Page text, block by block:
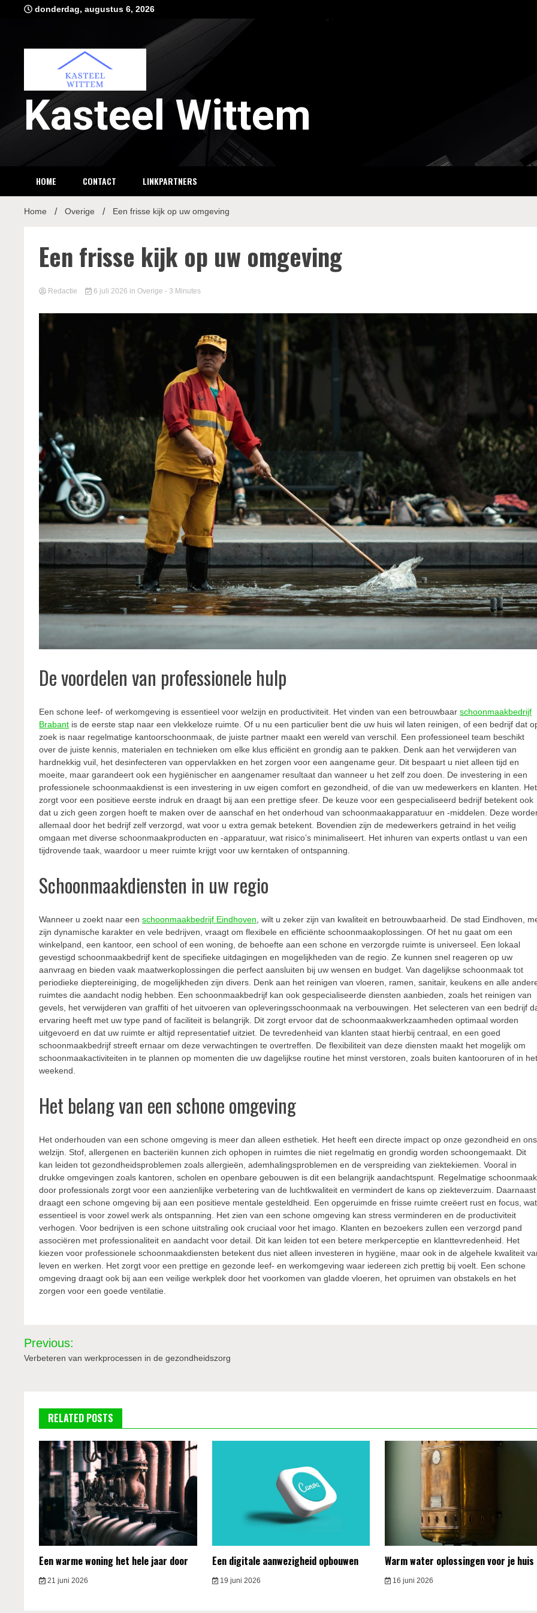
donderdag, augustus 6, 2026
Kasteel Wittem
HOME CONTACT LINKPARTNERS
Home Overige Een frisse kijk op uw omgeving
Een frisse kijk op uw omgeving
Redactie 6 juli 2026 in Overige - 3 Minutes
De voordelen van professionele hulp
Een schone leef- of werkomgeving is essentieel voor welzijn en productiviteit. Het vinden van een betrouwbaarschoonmaakbedrijf
Brabant is de eerste stap naar een vlekkeloze ruimte. Of u nu een particulier bent die uw huis wil laten reinigen, of een bedrijf dat
zoek is naar regelmatige kantoorschoonmaak, de juiste partner maakt een wereld van verschil. Een professioneel team beschikt
over de juiste kennis, materialen en technieken om elke klus efficiënt en grondig aan te pakken. Denk aan het verwijderen van
hardnekkig vuil, het desinfecteren van oppervlakken en het zorgen voor een aangename geur. Dit bespaart u niet alleen tijd en
moeite, maar garandeert ook een hygiënischer en aangenamer resultaat dan wanneer u het zelf zou doen. De investering in een
professionele schoonmaakdienst is een investering in uw eigen comfort en gezondheid, of die van uw medewerkers en klanten. Het
zorgt voor een positieve eerste indruk en draagt bij aan een prettige sfeer. De keuze voor een gespecialiseerd bedrijf betekent ook
dat u zich geen zorgen hoeft te maken over de aanschaf en het onderhoud van schoonmaakapparatuur en -middelen. Deze
allemaal door het bedrijf zelf verzorgd, wat voor u extra gemak betekent. Bovendien zijn de medewerkers getraind in het veilig
omgaan met diverse schoonmaakproducten en -apparatuur, wat risico’s minimaliseert. Het inhuren van experts ontlast u van een
tijdrovende taak, waardoor u meer ruimte krijgt voor uw kerntaken of ontspanning.
Schoonmaakdiensten in uw regio
Wanneer u zoekt naar eenschoonmaakbedrijf Eindhoven , wilt u zeker zijn van kwaliteit en betrouwbaarheid. De stad Eindhoven,
zijn dynamische karakter en vele bedrijven, vraagt om flexibele en efficiënte schoonmaakoplossingen. Of het nu gaat om een
winkelpand, een kantoor, een school of een woning, de behoefte aan een schone en verzorgde ruimte is universeel. Een lokaal
gevestigd schoonmaakbedrijf kent de specifieke uitdagingen en mogelijkheden van de regio. Ze kunnen snel reageren op uw
aanvraag en bieden vaak maatwerkoplossingen die perfect aansluiten bij uw wensen en budget. Van dagelijkse schoonmaak tot
periodieke dieptereiniging, de mogelijkheden zijn divers. Denk aan het reinigen van vloeren, ramen, sanitair, keukens en alle
ruimtes die aandacht nodig hebben. Een schoonmaakbedrijf kan ook gespecialiseerde diensten aanbieden, zoals het reinigen van
gevels, het verwijderen van graffiti of het uitvoeren van opleveringsschoonmaak na verbouwingen. Het selecteren van een bedrijf
ervaring heeft met uw type pand of faciliteit is belangrijk. Dit zorgt ervoor dat de schoonmaakwerkzaamheden optimaal worden
uitgevoerd en dat uw ruimte er altijd representatief uitziet. De tevredenheid van klanten staat hierbij centraal, en een goed
schoonmaakbedrijf streeft ernaar om deze verwachtingen te overtreffen. De flexibiliteit van deze diensten maakt het mogelijk om
schoonmaakactiviteiten in te plannen op momenten die uw dagelijkse routine het minst verstoren, zoals buiten kantooruren of in
weekend.
Het belang van een schone omgeving
Het onderhouden van een schone omgeving is meer dan alleen esthetiek. Het heeft een directe impact op onze gezondheid en ons
welzijn. Stof, allergenen en bacteriën kunnen zich ophopen in ruimtes die niet regelmatig en grondig worden schoongemaakt. Dit
kan leiden tot gezondheidsproblemen zoals allergieën, ademhalingsproblemen en de verspreiding van ziektekiemen. Vooral in
drukke omgevingen zoals kantoren, scholen en openbare gebouwen is dit een belangrijk aandachtspunt. Regelmatige schoonmaak
door professionals zorgt voor een aanzienlijke verbetering van de luchtkwaliteit en vermindert de kans op ziekteverzuim. Daarnaast
draagt een schone omgeving bij aan een positieve mentale gesteldheid. Een opgeruimde en frisse ruimte creëert rust en focus, wat
essentieel is voor zowel werk als ontspanning. Het zien van een schone omgeving kan stress verminderen en de productiviteit
verhogen. Voor bedrijven is een schone uitstraling ook cruciaal voor het imago. Klanten en bezoekers zullen een verzorgd pand
associëren met professionaliteit en aandacht voor detail. Dit kan leiden tot een betere merkperceptie en klanttevredenheid. Het
kiezen voor professionele schoonmaakdiensten betekent dus niet alleen investeren in hygiëne, maar ook in de algehele kwaliteit
leven en werken. Het zorgt voor een prettige en gezonde leef- en werkomgeving waar iedereen zich prettig bij voelt. Een schone
omgeving draagt ook bij aan een veilige werkplek door het voorkomen van gladde vloeren, het opruimen van obstakels en het
zorgen voor een goede ventilatie.
Bericht
navigatie
Previous:
Verbeteren van werkprocessen in de gezondheidszorg
RELATED POSTS
Een warme woning het hele jaar door
21 juni 2026
Een digitale aanwezigheid opbouwen
19 juni 2026
Warm water oplossingen voor je huis
16 juni 2026